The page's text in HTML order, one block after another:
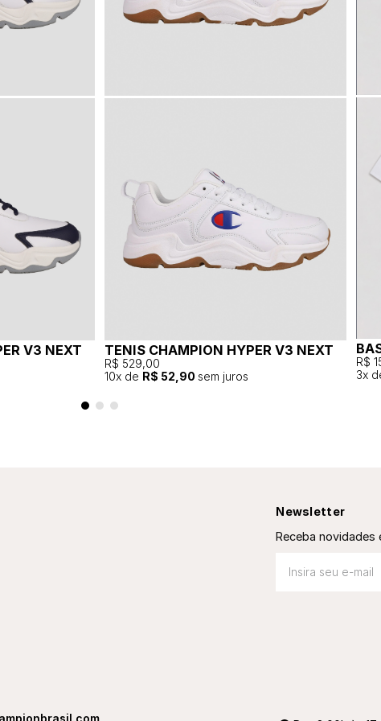
V3 NEXT TENIS CHAMPION HYPER V3 NEXT
R$ 529,00
10x de R$ 52,90 sem juros
R$
3x
Newsletter
Receba novidades